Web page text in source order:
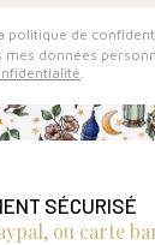
politique de
données
SÉCURISÉ
ou carte